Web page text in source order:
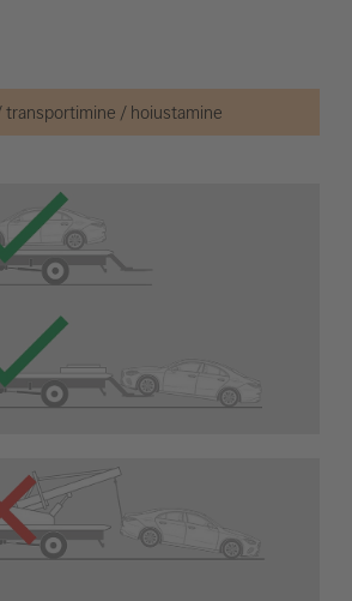
transportimine / hoiustamine